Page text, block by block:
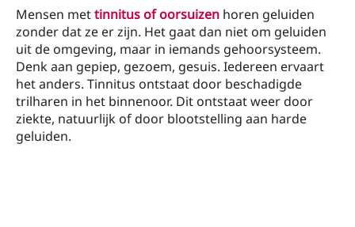
Mensen mettinnitus of oorsuizen horen geluiden
zonder dat ze er zijn. Het gaat dan niet om geluiden
uit de omgeving, maar in iemands gehoorsysteem.
Denk aan gepiep, gezoem, gesuis. Iedereen ervaart
het anders. Tinnitus ontstaat door beschadigde
trilharen in het binnenoor. Dit ontstaat weer door
ziekte, natuurlijk of door blootstelling aan harde
geluiden.